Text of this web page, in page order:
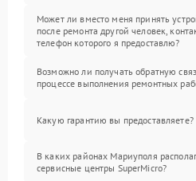
Может ли вместо меня принять
после ремонта другой человек,
телефон которого я предоставлю?
Возможно ли получать обратную
процессе выполнения ремонтных
Какую гарантию вы предоставляете?
В каких районах Мариуполя
сервисные центры SuperMicro?